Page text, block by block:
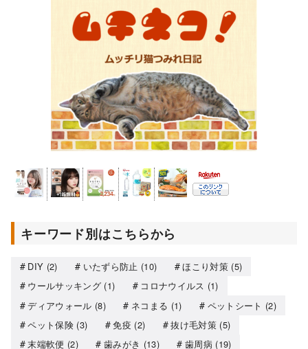
キーワード別はこちらから
DIY (2) いたずら防止 (10) ほこり対策(5)
ウールサッキング(1) コロナウイルス (1)
ディアウォール (8) ネコまる (1) ペットシート (2)
ペット保険(3) 免疫 (2) 抜け毛対策(5)
末端軟便 (2) 歯みがき (13) 歯周病 (19)